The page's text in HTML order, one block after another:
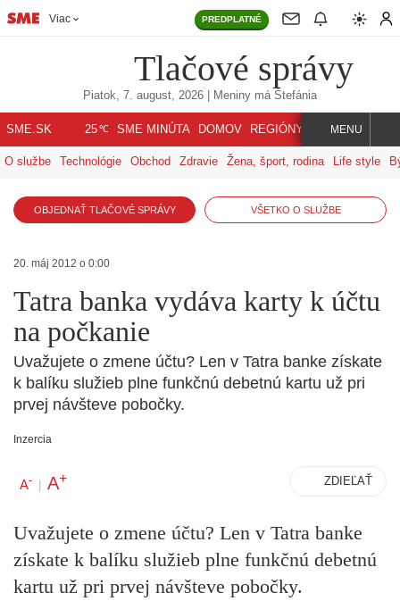
Viac PREDPLATNÉ
Tlačové správy
Piatok, 7. august, 2026 | Meniny má Štefánia
SME.SK 25℃ SME MINÚTA DOMOV REGIÓNY INDEX SVET
MENU
O službe Technológie Obchod Zdravie Žena, šport, rodina Life style
OBJEDNAŤ TLAČOVÉ SPRÁVY VŠETKO O SLUŽBE
20. máj 2012 o 0:00
Tatra banka vydáva karty k účtu
na počkanie
Uvažujete o zmene účtu? Len v Tatra banke získate
k balíku služieb plne funkčnú debetnú kartu už pri
prvej návšteve pobočky.
Inzercia
A- | A+ ZDIEĽAŤ
Uvažujete o zmene účtu? Len v Tatra banke
získate k balíku služieb plne funkčnú debetnú
kartu už pri prvej návšteve pobočky.